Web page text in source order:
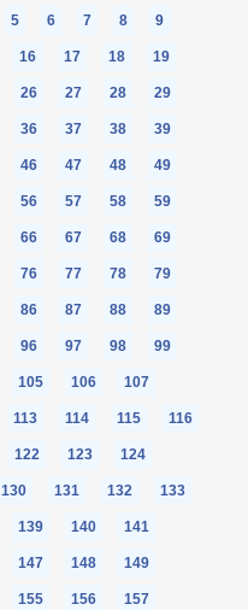
5 6 7 8 9
16 17 18 19
26 27 28 29
36 37 38 39
46 47 48 49
56 57 58 59
66 67 68 69
76 77 78 79
86 87 88 89
96 97 98 99
105 106 107
113 114 115 116
122 123 124
130 131 132 133
139 140 141
147 148 149
155 156 157